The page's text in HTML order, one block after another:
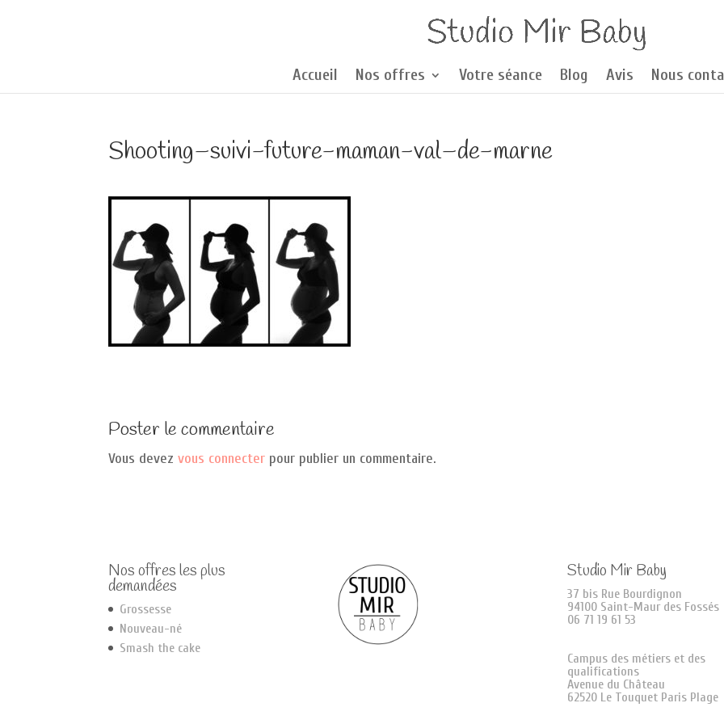
Accueil Nos offres Votre séance Blog Avis Nous
Shooting–suivi-future-maman-val–de-marne
Poster le commentaire
Vous devezvous connecter pour publier un commentaire.
Nos offres les plus
demandées
Grossesse
Nouveau-né
Smash the cake
Studio Mir Baby
37 bis Rue Bourdignon
94100 Saint-Maur des Fossés
06 71 19 61 53
Campus des métiers et des
qualifications
Avenue du Château
62520 Le Touquet Paris Plage